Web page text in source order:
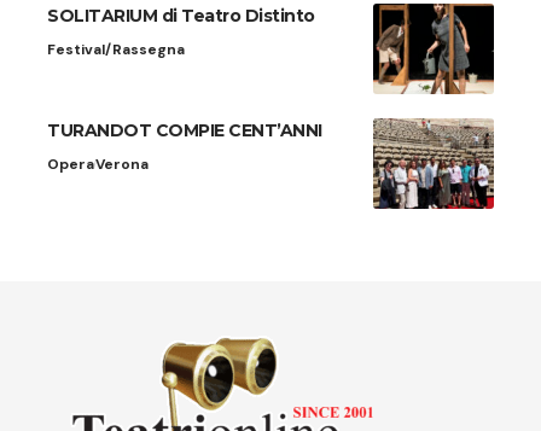
SOLITARIUM di Teatro Distinto
Festival/Rassegna
TURANDOT COMPIE CENT’ANNI
OperaVerona